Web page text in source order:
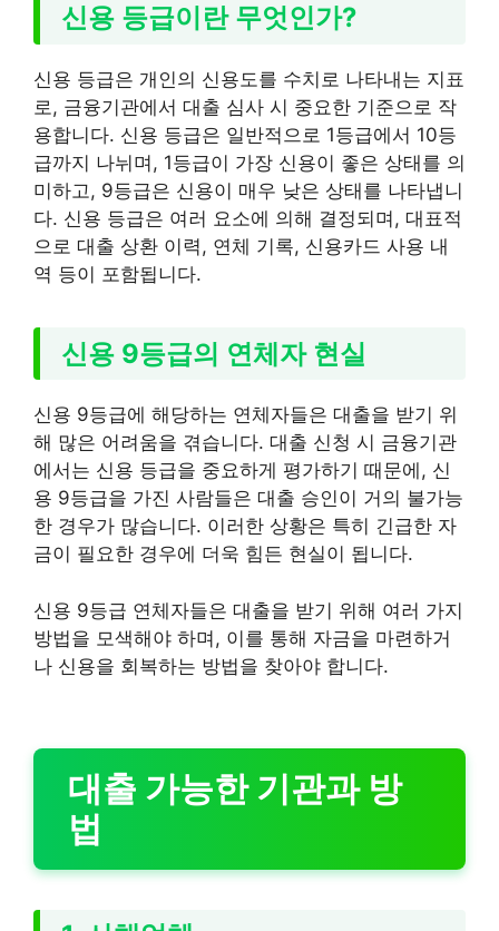
신용 등급이란 무엇인가?
신용 등급은 개인의 신용도를 수치로 나타내는 지표
로, 금융기관에서 대출 심사 시 중요한 기준으로 작
용합니다. 신용 등급은 일반적으로 1등급에서 10등
급까지 나뉘며, 1등급이 가장 신용이 좋은 상태를 의
미하고, 9등급은 신용이 매우 낮은 상태를 나타냅니
다. 신용 등급은 여러 요소에 의해 결정되며, 대표적
으로 대출 상환 이력, 연체 기록, 신용카드 사용 내
역 등이 포함됩니다.
신용 9등급의 연체자 현실
신용 9등급에 해당하는 연체자들은 대출을 받기 위
해 많은 어려움을 겪습니다. 대출 신청 시 금융기관
에서는 신용 등급을 중요하게 평가하기 때문에, 신
용 9등급을 가진 사람들은 대출 승인이 거의 불가능
한 경우가 많습니다. 이러한 상황은 특히 긴급한 자
금이 필요한 경우에 더욱 힘든 현실이 됩니다.
신용 9등급 연체자들은 대출을 받기 위해 여러 가지
방법을 모색해야 하며, 이를 통해 자금을 마련하거
나 신용을 회복하는 방법을 찾아야 합니다.
대출 가능한 기관과 방
법